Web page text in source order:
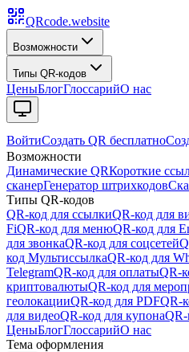
QRcode.website
Возможности
Типы QR-кодов
ЦеныБлогГлоссарийО нас
ВойтиСоздать QR бесплатно
Возможности
Динамические QRКороткие
сканерГенератор штрихкодов
Типы QR-кодов
QR-код для ссылкиQR-код для
FiQR-код для менюQR-код для
для звонкаQR-код для соцсетей
код МультиссылкаQR-код для
TelegramQR-код для оплатыQR-
криптовалютыQR-код для
геолокацииQR-код для PDFQR-
для видеоQR-код для купонаQR-
ЦеныБлогГлоссарийО нас
Тема оформления